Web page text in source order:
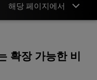
해당 페이지에서
시스템 쇼핑
확장 가능한 비